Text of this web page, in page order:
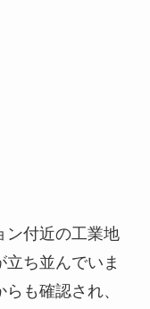
ン付近の工業地
ち並んでいま
も確認され、